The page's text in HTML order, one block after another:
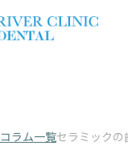
コラム一覧セラミック